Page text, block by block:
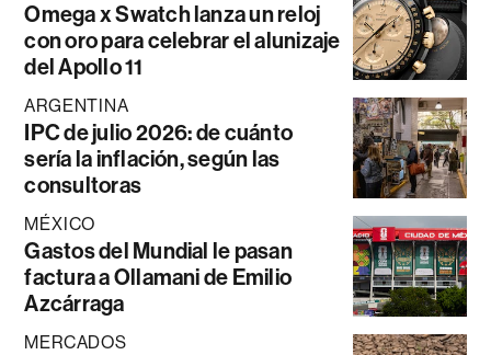
Omega x Swatch lanza un reloj
con oro para celebrar el alunizaje
del Apollo 11
ARGENTINA
IPC de julio 2026: de cuánto
sería la inflación, según las
consultoras
MÉXICO
Gastos del Mundial le pasan
factura a Ollamani de Emilio
Azcárraga
MERCADOS